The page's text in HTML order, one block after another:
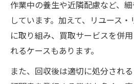
作業中の養生や近隣配慮など、
しています。加えて、リユース
に取り組み、買取サービスを併
れるケースもあります。
また、回収後は適切に処分され